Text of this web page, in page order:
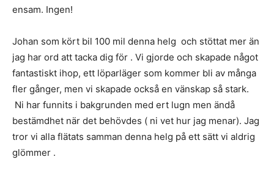
ensam. Ingen!
Johan som kört bil 100 mil denna helg och stöttat mer än
jag har ord att tacka dig för . Vi gjorde och skapade något
fantastiskt ihop, ett löparläger som kommer bli av många
fler gånger, men vi skapade också en vänskap så stark.
Ni har funnits i bakgrunden med ert lugn men ändå
bestämdhet när det behövdes ( ni vet hur jag menar). Jag
tror vi alla flätats samman denna helg på ett sätt vi aldrig
glömmer .